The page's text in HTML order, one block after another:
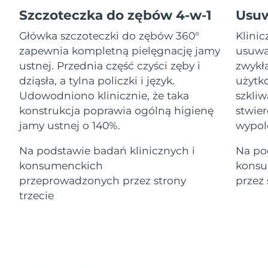
Szczoteczka do zębów 4-w-1
Główka szczoteczki do zębów 360°
zapewnia kompletną pielęgnację jamy
ustnej. Przednia część czyści zęby i
dziąsła, a tylna policzki i język.
Udowodniono klinicznie, że taka
konstrukcja poprawia ogólną higienę
jamy ustnej o 140%.
Na podstawie badań klinicznych i
konsumenckich
przeprowadzonych przez strony
trzecie
Na
przez
Advanced pore care essentials
Serum
For healthy hair
issa™ Teeth Whitening Gel
18% PAP
Kosmetyki Mężczyźni
FOREO APP
O NAS
8/15/26
Grecja
Oczekiwany czas dostawy
SRA Hongkong
(Chiny)
Oczekiwany czas dostawy
8/12/26
Węgry
Oczekiwany czas dostawy
Islandia
Oczekiwany czas dostawy
8/12/26
Indonezja
Oczekiwany czas dostawy